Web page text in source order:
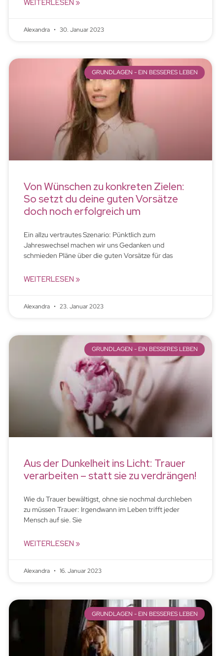
WEITERLESEN »
Alexandra 30. Januar 2023
GRUNDLAGEN - EIN BESSERES LEBEN
Von Wünschen zu konkreten Zielen:
So setzt du deine guten Vorsätze
doch noch erfolgreich um
Ein allzu vertrautes Szenario: Pünktlich zum
Jahreswechsel machen wir uns Gedanken und
schmieden Pläne über die guten Vorsätze für das
WEITERLESEN »
Alexandra 23. Januar 2023
GRUNDLAGEN - EIN BESSERES LEBEN
Aus der Dunkelheit ins Licht: Trauer
verarbeiten – statt sie zu verdrängen!
Wie du Trauer bewältigst, ohne sie nochmal durchleben
zu müssen Trauer: Irgendwann im Leben trifft jeder
Mensch auf sie. Sie
WEITERLESEN »
Alexandra 16. Januar 2023
GRUNDLAGEN - EIN BESSERES LEBEN